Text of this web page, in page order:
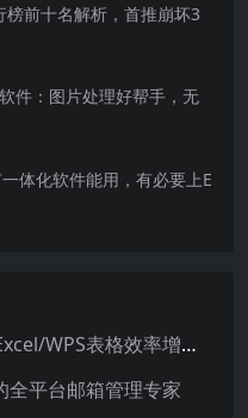
前十名解析，首推崩坏3
件：图片处理好帮手，无
体化软件能用，有必要上E
方方格子WPS版 – 专业级Excel/WPS表格效率增强插件
全平台邮箱管理专家